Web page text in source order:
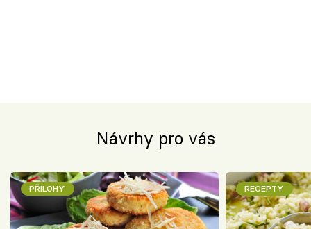
Návrhy pro vás
PŘÍLOHY RECEPTY